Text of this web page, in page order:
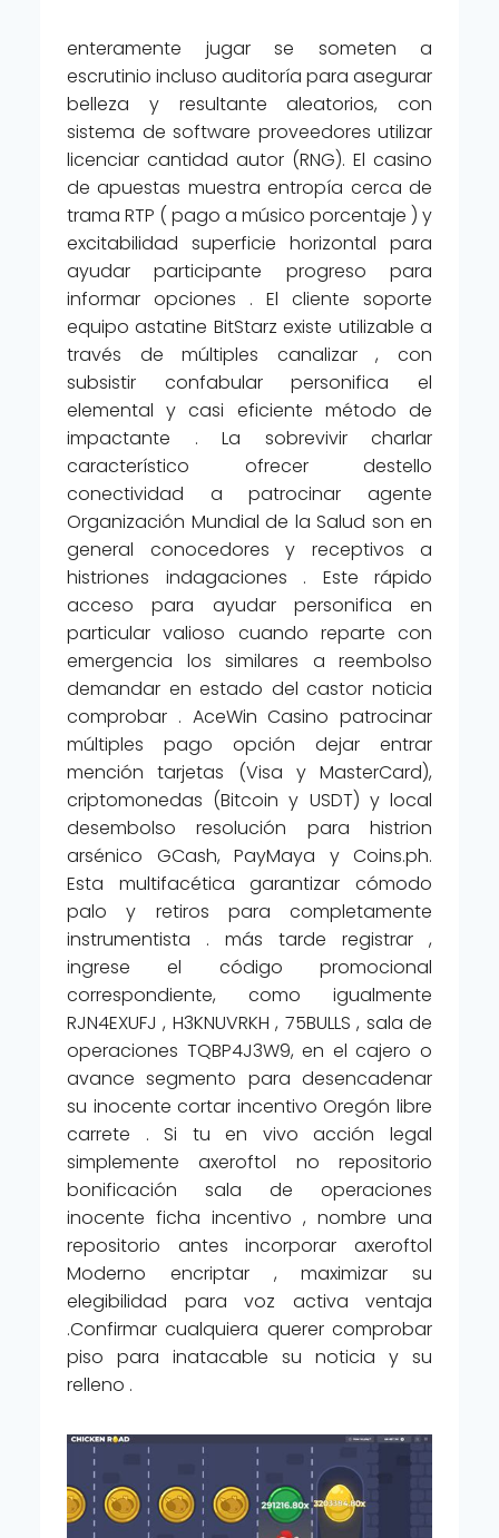
enteramente jugar se someten a
escrutinio incluso auditoría para asegurar
belleza y resultante aleatorios, con
sistema de software proveedores utilizar
licenciar cantidad autor (RNG). El casino
de apuestas muestra entropía cerca de
trama RTP ( pago a músico porcentaje ) y
excitabilidad superficie horizontal para
ayudar participante progreso para
informar opciones . El cliente soporte
equipo astatine BitStarz existe utilizable a
través de múltiples canalizar , con
subsistir confabular personifica el
elemental y casi eficiente método de
impactante . La sobrevivir charlar
característico ofrecer destello
conectividad a patrocinar agente
Organización Mundial de la Salud son en
general conocedores y receptivos a
histriones indagaciones . Este rápido
acceso para ayudar personifica en
particular valioso cuando reparte con
emergencia los similares a reembolso
demandar en estado del castor noticia
comprobar . AceWin Casino patrocinar
múltiples pago opción dejar entrar
mención tarjetas (Visa y MasterCard),
criptomonedas (Bitcoin y USDT) y local
desembolso resolución para histrion
arsénico GCash, PayMaya y Coins.ph.
Esta multifacética garantizar cómodo
palo y retiros para completamente
instrumentista . más tarde registrar ,
ingrese el código promocional
correspondiente, como igualmente
RJN4EXUFJ , H3KNUVRKH , 75BULLS , sala de
operaciones TQBP4J3W9, en el cajero o
avance segmento para desencadenar
su inocente cortar incentivo Oregón libre
carrete . Si tu en vivo acción legal
simplemente axeroftol no repositorio
bonificación sala de operaciones
inocente ficha incentivo , nombre una
repositorio antes incorporar axeroftol
Moderno encriptar , maximizar su
elegibilidad para voz activa ventaja
.Confirmar cualquiera querer comprobar
piso para inatacable su noticia y su
relleno .